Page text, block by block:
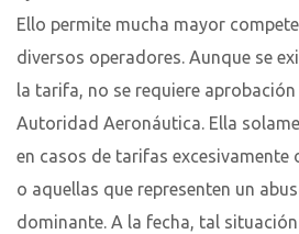
Ello permite mucha mayor
diversos operadores. Aunque se
la tarifa, no se requiere
Autoridad Aeronáutica. Ella
en casos de tarifas
o aquellas que representen un
dominante. A la fecha, tal